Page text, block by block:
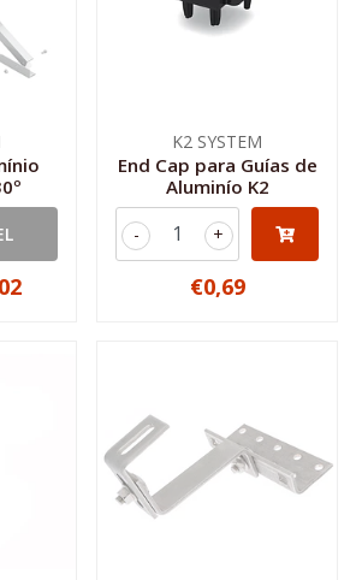
K2 SYSTEM
End Cap para Guías de
Aluminío K2
+
-
€0,69